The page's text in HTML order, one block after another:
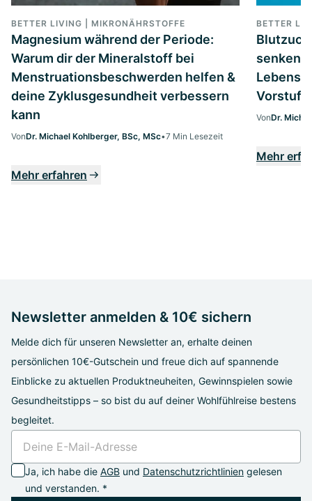
BETTER LIVING | MIKRONÄHRSTOFFE
Magnesium während der Periode:
Warum dir der Mineralstoff bei
Menstruationsbeschwerden helfen &
deine Zyklusgesundheit verbessern
kann
VonDr. Michael Kohlberger, BSc, MSc•7 Min Lesezeit
Mehr erfahren
BETTER
senken:
VonDr.
Mehr
Newsletter anmelden & 10€ sichern
Melde dich für unseren Newsletter an, erhalte deinen
persönlichen 10€-Gutschein und freue dich auf spannende
Einblicke zu aktuellen Produktneuheiten, Gewinnspielen sowie
Gesundheitstipps – so bist du auf deiner Wohlfühlreise bestens
begleitet.
Ja, ich habe die AGB und Datenschutzrichtlinien gelesen
und verstanden. *